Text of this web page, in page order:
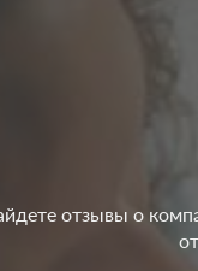
отзывы о